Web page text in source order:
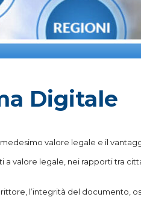
Digitale
valore legale e il
valore legale, nei rapporti tra
l’integrità del documento,